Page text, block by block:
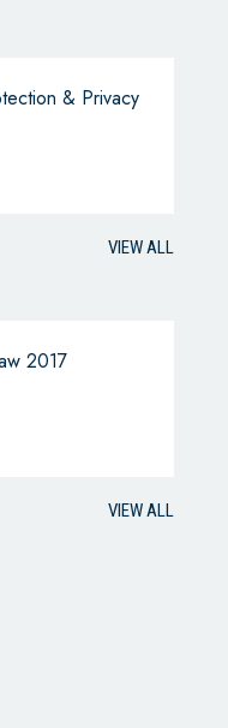
& Privacy
VIEW ALL
2017
VIEW ALL